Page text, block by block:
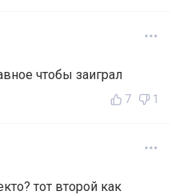
чтобы заиграл
7 1
тот второй как